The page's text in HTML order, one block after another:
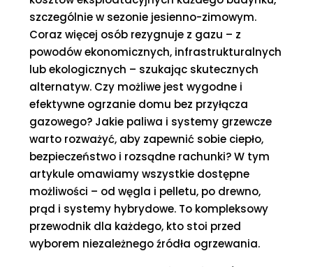
szczególnie w sezonie jesienno-zimowym.
Coraz więcej osób rezygnuje z gazu – z
powodów ekonomicznych, infrastrukturalnych
lub ekologicznych – szukając skutecznych
alternatyw. Czy możliwe jest wygodne i
efektywne ogrzanie domu bez przyłącza
gazowego? Jakie paliwa i systemy grzewcze
warto rozważyć, aby zapewnić sobie ciepło,
bezpieczeństwo i rozsądne rachunki? W tym
artykule omawiamy wszystkie dostępne
możliwości – od węgla i pelletu, po drewno,
prąd i systemy hybrydowe. To kompleksowy
przewodnik dla każdego, kto stoi przed
wyborem niezależnego źródła ogrzewania.